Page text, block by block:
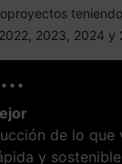
2023, 2024 y
de lo que
y